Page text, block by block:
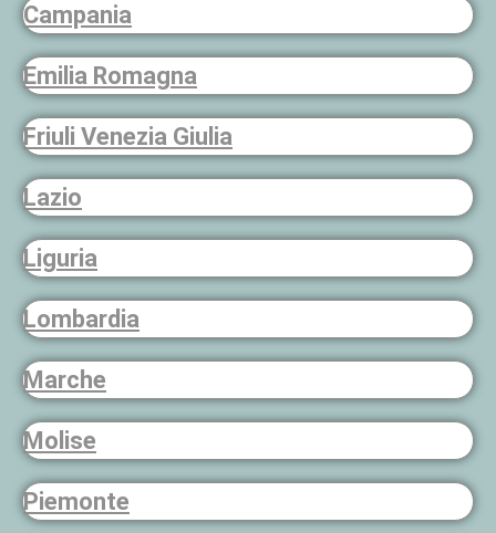
Campania
Emilia Romagna
Friuli Venezia Giulia
Lazio
Liguria
Lombardia
Marche
Molise
Piemonte